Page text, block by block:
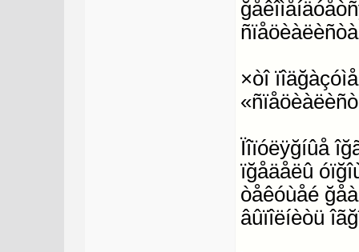
×òî
Ïîïóëÿğíûå
ïğåäåëû
òåêóùåé
âûïîëíèòü